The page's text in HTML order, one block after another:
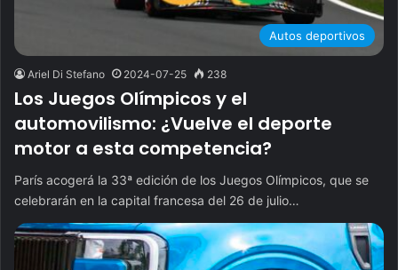
Autos deportivos
Ariel Di Stefano 2024-07-25 238
Los Juegos Olímpicos y el
automovilismo: ¿Vuelve el deporte
motor a esta competencia?
París acogerá la 33ª edición de los Juegos Olímpicos, que se
celebrarán en la capital francesa del 26 de julio…